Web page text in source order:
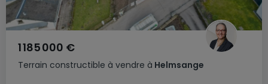
Terrain constructible à vendre à Helmsange
1 185 000 €